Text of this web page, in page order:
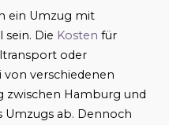
ein Umzug mit
sein. Die Kosten für
oder
verschiedenen
zwischen Hamburg und
Umzugs ab. Dennoch